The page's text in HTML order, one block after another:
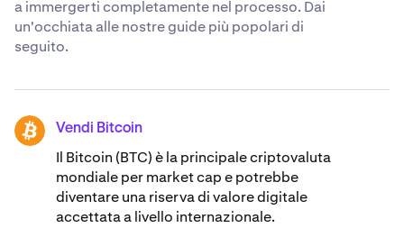
a immergerti completamente nel processo. Dai
un'occhiata alle nostre guide più popolari di
seguito.
BTC Vendi Bitcoin
Il Bitcoin (BTC) è la principale criptovaluta
mondiale per market cap e potrebbe
diventare una riserva di valore digitale
accettata a livello internazionale.